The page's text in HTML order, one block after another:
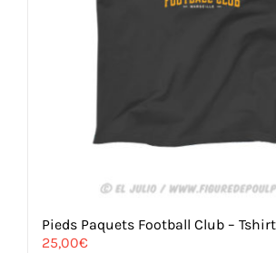
Pieds Paquets Football Club –
25,00€